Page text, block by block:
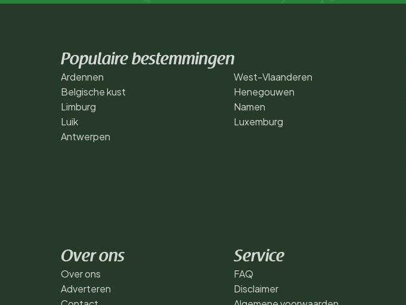
Populaire bestemmingen
Ardennen
Belgische kust
Limburg
Luik
Antwerpen
West-Vlaanderen
Henegouwen
Namen
Luxemburg
Over ons
Over ons
Adverteren
Service
FAQ
Disclaimer